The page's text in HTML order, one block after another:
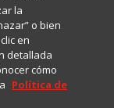
la
o bien
en
detallada
cómo
Política de